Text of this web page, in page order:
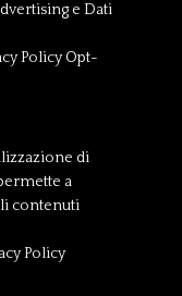
e Dati
Policy Opt-
di
a
contenuti
Policy